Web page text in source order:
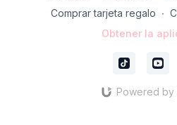
Comprar tarjeta regalo ∙
Obtener la
Powered by